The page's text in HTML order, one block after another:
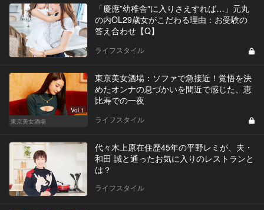
「慶應”幼稚舎″に入りさえすれば…」元丸
の内OL29歳女がこだわる理由：お受験の
答え合わせ【Q】
ライフスタイル
Vol.1
東京美女酒場
東京美女酒場：ソファで急接近！覚悟を決
めたオンナの息づかいを間近で感じた、恵
比寿での一夜
ライフスタイル
代々木上原在住歴45年の平野レミが、夫・
和田 誠と通ったお気に入りのレストランと
は？
ライフスタイル